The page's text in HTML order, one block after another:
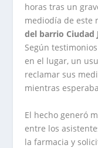
horas tras un
mediodía de este
del barrio Ciudad
Según
en el lugar, un
reclamar sus
mientras
El hecho generó
entre los
la farmacia y